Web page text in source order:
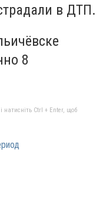
в ДТП.
8
натисніть Ctrl + Enter, щоб